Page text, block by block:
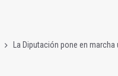
La Diputación pone en